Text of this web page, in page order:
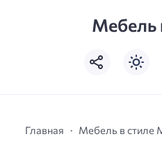
Мебель
Главная Мебель в стиле